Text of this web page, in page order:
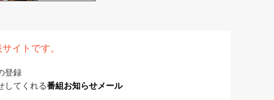
イトです。
登録
してくれる番組お知らせメール